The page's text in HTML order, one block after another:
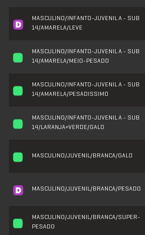
MASCULINO/INFANTO-JUVENIL A - SUB
14/AMARELA/LEVE
MASCULINO/INFANTO-JUVENIL A - SUB
14/AMARELA/MEIO-PESADO
MASCULINO/INFANTO-JUVENIL A - SUB
14/AMARELA/PESADISSIMO
MASCULINO/INFANTO-JUVENIL A - SUB
14/LARANJA+VERDE/GALO
MASCULINO/JUVENIL/BRANCA/GALO
MASCULINO/JUVENIL/BRANCA/PESADO
MASCULINO/JUVENIL/BRANCA/SUPER-
PESADO